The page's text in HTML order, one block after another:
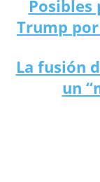
Trump
La fusión
un